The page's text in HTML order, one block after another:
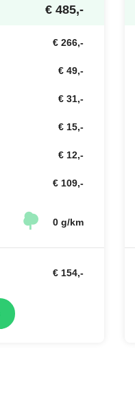
€ 485,-
€ 266,-
€ 49,-
€ 31,-
€ 15,-
€ 12,-
€ 109,-
0 g/km
€ 154,-